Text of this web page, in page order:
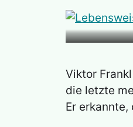
Viktor
die letzte
Er erkannte,